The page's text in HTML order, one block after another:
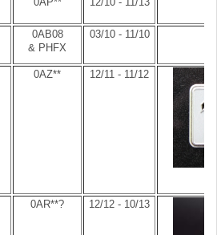
0AB08
& PHFX
03/10 - 11/10
0AZ** 12/11 - 11/12
0AR**? 12/12 - 10/13